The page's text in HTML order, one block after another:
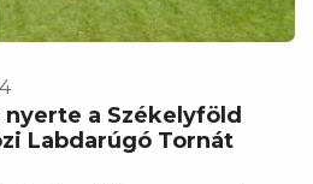
nyerte a Székelyföld
Labdarúgó Tornát